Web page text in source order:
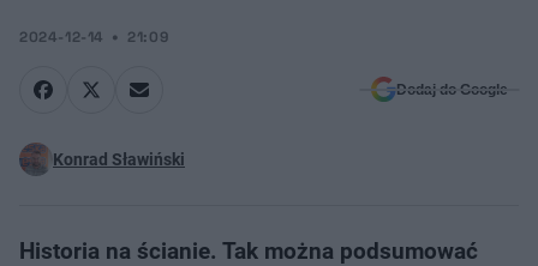
2024-12-14 21:09
Dodaj do Google
Konrad Sławiński
Historia na ścianie. Tak można podsumować